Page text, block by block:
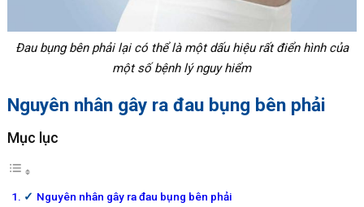
Đau bụng bên phải lại có thể là một dấu hiệu rất điển hình của
một số bệnh lý nguy hiểm
Nguyên nhân gây ra đau bụng bên phải
Mục lục
Nguyên nhân gây ra đau bụng bên phải